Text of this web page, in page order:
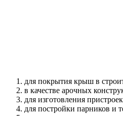
для покрытия крыш в
в качестве арочных
для изготовления
для постройки парников и